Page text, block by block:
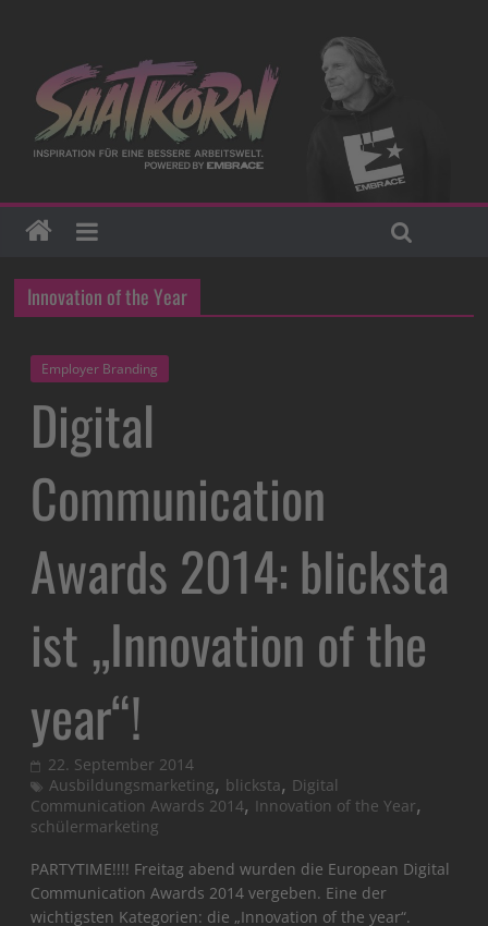
Innovation of the Year
Employer Branding
Digital
Communication
Awards 2014: blicksta
ist „Innovation of the
year“!
22. September 2014
Ausbildungsmarketing, blicksta, Digital
Communication Awards 2014, Innovation of the Year,
schülermarketing
PARTYTIME!!!! Freitag abend wurden die European Digital
Communication Awards 2014 vergeben. Eine der
wichtigsten Kategorien: die „Innovation of the year“.